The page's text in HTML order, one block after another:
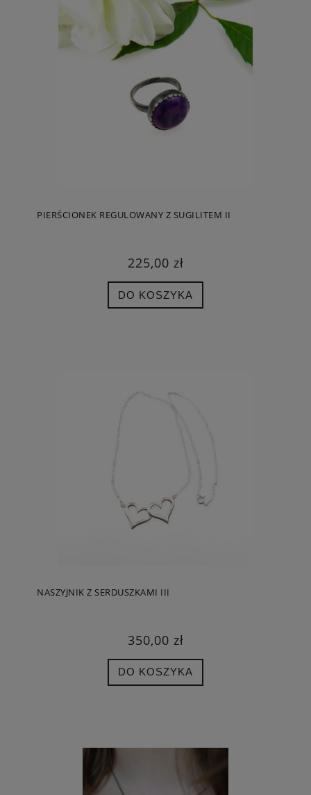
PIERŚCIONEK REGULOWANY Z SUGILITEM II
225,00 zł
DO KOSZYKA
NASZYJNIK Z SERDUSZKAMI III
350,00 zł
DO KOSZYKA